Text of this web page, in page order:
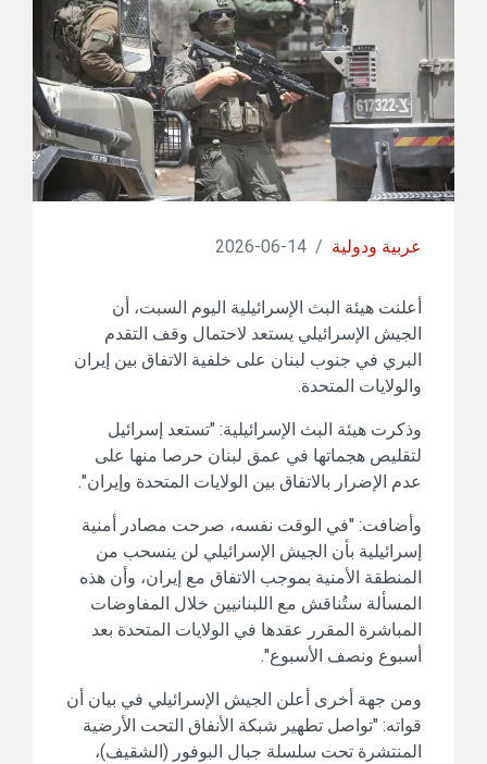
عربية ودولية /
14-06-2026
أعلنت هيئة البث الإسرائيلية اليوم السبت، أن
الجيش الإسرائيلي يستعد لاحتمال وقف التقدم
البري في جنوب لبنان على خلفية الاتفاق بين إيران
والولايات المتحدة.
وذكرت هيئة البث الإسرائيلية: "تستعد إسرائيل
لتقليص هجماتها في عمق لبنان حرصا منها على
عدم الإضرار بالاتفاق بين الولايات المتحدة وإيران".
وأضافت: "في الوقت نفسه، صرحت مصادر أمنية
إسرائيلية بأن الجيش الإسرائيلي لن ينسحب من
المنطقة الأمنية بموجب الاتفاق مع إيران، وأن هذه
المسألة ستُناقش مع اللبنانيين خلال المفاوضات
المباشرة المقرر عقدها في الولايات المتحدة بعد
أسبوع ونصف الأسبوع".
ومن جهة أخرى أعلن الجيش الإسرائيلي في بيان أن
قواته: "تواصل تطهير شبكة الأنفاق التحت الأرضية
المنتشرة تحت سلسلة جبال البوفور (الشقيف)،